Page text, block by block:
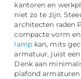
kantoren en
niet zo te zijn.
architecten raden
compacte vorm
lampkan, mits
armatuur, juist
Denk aan
plafond armaturen